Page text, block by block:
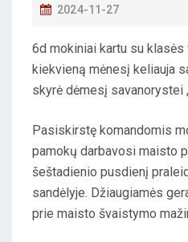
P
S
T
E
N
2024-11-27
6d mokiniai kartu su klasės
kiekvieną mėnesį keliauja
skyrė dėmesį savanorystei
Pasiskirstę komandomis
pamokų darbavosi maisto
šeštadienio pusdienį
sandėlyje. Džiaugiamės
prie maisto švaistymo